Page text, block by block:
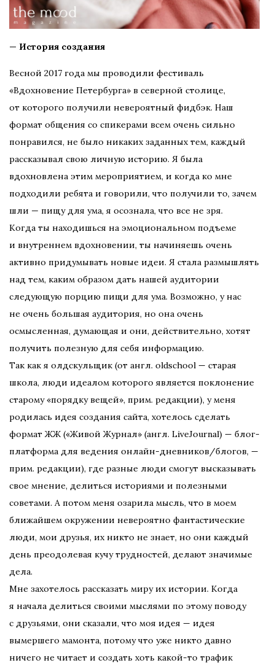
— История создания
Весной 2017 года мы проводили фестиваль
«Вдохновение Петербурга» в северной столице,
от которого получили невероятный фидбэк. Наш
формат общения со спикерами всем очень сильно
понравился, не было никаких заданных тем, каждый
рассказывал свою личную историю. Я была
вдохновлена этим мероприятием, и когда ко мне
подходили ребята и говорили, что получили то, зачем
шли — пищу для ума, я осознала, что все не зря.
Когда ты находишься на эмоциональном подъеме
и внутреннем вдохновении, ты начиняешь очень
активно придумывать новые идеи. Я стала размышлять
над тем, каким образом дать нашей аудитории
следующую порцию пищи для ума. Возможно, у нас
не очень большая аудитория, но она очень
осмысленная, думающая и они, действительно, хотят
получить полезную для себя информацию.
Так как я олдскульщик (от англ. oldschool — старая
школа, люди идеалом которого является поклонение
старому «порядку вещей», прим. редакции), у меня
родилась идея создания сайта, хотелось сделать
формат ЖЖ («Живой Журнал» (англ. LiveJournal) — блог-
платформа для ведения онлайн-дневников/блогов, —
прим. редакции), где разные люди смогут высказывать
свое мнение, делиться историями и полезными
советами. А потом меня озарила мысль, что в моем
ближайшем окружении невероятно фантастические
люди, мои друзья, их никто не знает, но они каждый
день преодолевая кучу трудностей, делают значимые
дела.
Мне захотелось рассказать миру их истории. Когда
я начала делиться своими мыслями по этому поводу
с друзьями, они сказали, что моя идея — идея
вымершего мамонта, потому что уже никто давно
ничего не читает и создать хоть какой-то трафик